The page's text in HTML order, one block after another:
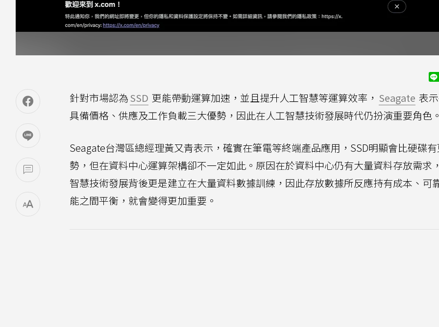
針對市場認為SSD 更能帶動運算加速，並且提升人工智慧等運算效率， Seagate 表
具備價格、供應及工作負載三大優勢，因此在人工智慧技術發展時代仍扮演重要角色。
Seagate台灣區總經理黃又青表示，確實在筆電等終端產品應用，SSD明顯會比硬碟
勢，但在資料中心運算架構卻不一定如此。原因在於資料中心仍有大量資料存放需求
智慧技術發展背後更是建立在大量資料數據訓練，因此存放數據所反應持有成本、可
能之間平衡，就會變得更加重要。